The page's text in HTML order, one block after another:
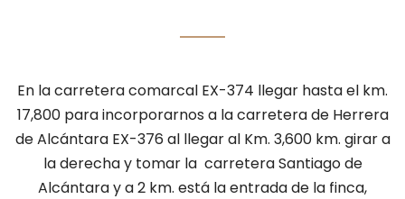
En la carretera comarcal EX-374 llegar hasta el km.
17,800 para incorporarnos a la carretera de Herrera
de Alcántara EX-376 al llegar al Km. 3,600 km. girar a
la derecha y tomar la carretera Santiago de
Alcántara y a 2 km. está la entrada de la finca,